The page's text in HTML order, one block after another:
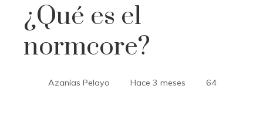
¿Qué es el
normcore?
Azanías Pelayo Hace 3 meses 64